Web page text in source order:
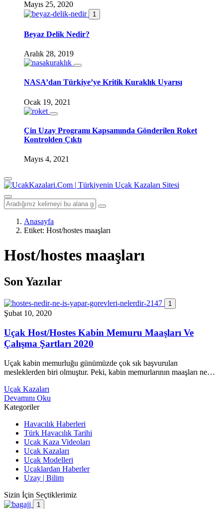
Mayıs 25, 2020
1
Beyaz Delik Nedir?
Aralık 28, 2019
NASA’dan Türkiye’ye Kritik Kuraklık Uyarısı
Ocak 19, 2021
Çin Uzay Programı Kapsamında Gönderilen Roket
Kontrolden Çıktı
Mayıs 4, 2021
Anasayfa
Etiket: Host/hostes maaşları
Host/hostes maaşları
Son Yazılar
1
Şubat 10, 2020
Uçak Host/Hostes Kabin Memuru Maaşları Ve
Çalışma Şartları 2020
Uçak kabin memurluğu günümüzde çok sık başvurulan
mesleklerden biri olmuştur. Peki, kabin memurlarının maaşları ne…
Uçak Kazaları
Devamını Oku
Kategoriler
Havacılık Haberleri
Türk Havacılık Tarihi
Uçak Kaza Videoları
Uçak Kazaları
Uçak Modelleri
Uçaklardan Haberler
Uzay | Bilim
Sizin İçin Seçtiklerimiz
1